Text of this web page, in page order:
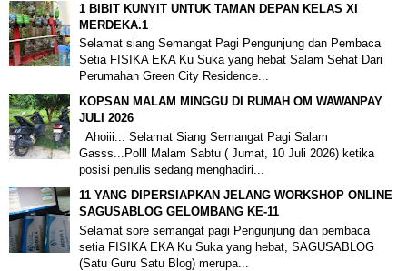
1 BIBIT KUNYIT UNTUK TAMAN DEPAN KELAS XI
MERDEKA.1
Selamat siang Semangat Pagi Pengunjung dan Pembaca
Setia FISIKA EKA Ku Suka yang hebat Salam Sehat Dari
Perumahan Green City Residence...
KOPSAN MALAM MINGGU DI RUMAH OM WAWANPAY
JULI 2026
Ahoiii... Selamat Siang Semangat Pagi Salam
Gasss...Polll Malam Sabtu ( Jumat, 10 Juli 2026) ketika
posisi penulis sedang menghadiri...
11 YANG DIPERSIAPKAN JELANG WORKSHOP ONLINE
SAGUSABLOG GELOMBANG KE-11
Selamat sore semangat pagi Pengunjung dan pembaca
setia FISIKA EKA Ku Suka yang hebat, SAGUSABLOG
(Satu Guru Satu Blog) merupa...